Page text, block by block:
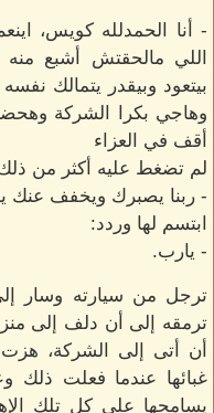
- أنا الحمدلله كويس،
اللي مالحقتش أشبع
بيتعود وبيقدر يتمالك
وهاجي بكرا الشركة وهحضر
أقف في العزاء
لم تضغط عليه أكثر من
- ربنا يصبرك ويخفف عنك
ابتسم لها وردد:
- يارب.
ترجل من سيارته وسار
ترمقه إلى أن دلف إلى
أن أتى إلى الشركة،
غبائها عندما فعلت ذلك
يسامحها على كل تلك